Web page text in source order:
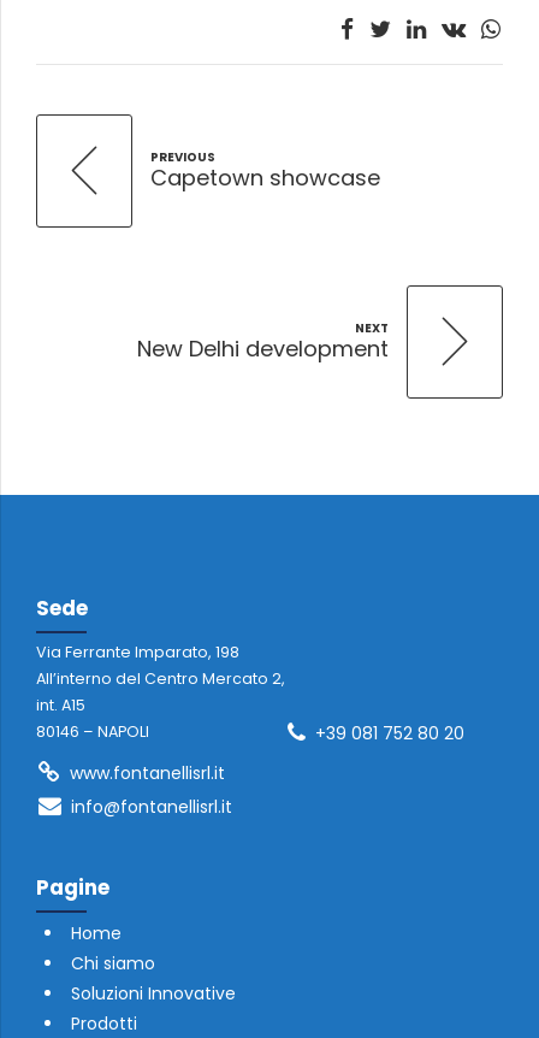
PREVIOUS
Capetown showcase
NEXT
New Delhi development
Sede
Via Ferrante Imparato, 198
All’interno del Centro Mercato 2,
int. A15
80146 – NAPOLI
+39 081 752 80 20
www.fontanellisrl.it
info@fontanellisrl.it
Pagine
Home
Chi siamo
Soluzioni Innovative
Prodotti